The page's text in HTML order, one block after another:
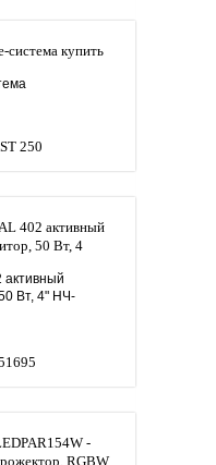
250
активный
Вт, 4" НЧ-